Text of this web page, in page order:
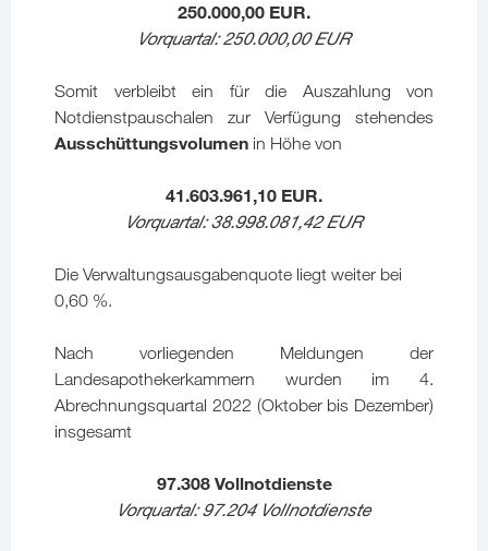
250.000,00 EUR.
Vorquartal: 250.000,00 EUR
Somit verbleibt ein für die Auszahlung von
Notdienstpauschalen zur Verfügung stehendes
Ausschüttungsvolumen in Höhe von
41.603.961,10 EUR.
Vorquartal: 38.998.081,42EUR
Die Verwaltungsausgabenquote liegt weiter bei
0,60 %.
Nach vorliegenden Meldungen der
Landesapothekerkammern wurden im 4.
Abrechnungsquartal 2022 (Oktober bis Dezember)
insgesamt
97.308 Vollnotdienste
Vorquartal: 97.204 Vollnotdienste